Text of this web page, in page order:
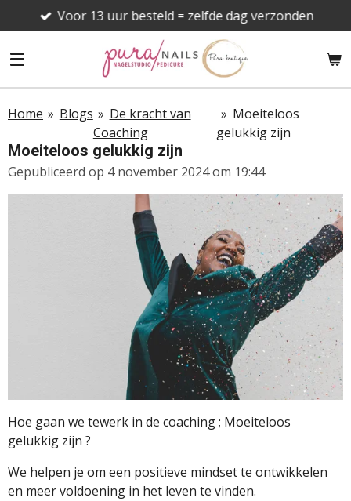
direct
naar
hoofdinhoud
Voor 13 uur besteld = zelfde dag verzonden
Home » Blogs » De kracht van
Coaching
» Moeiteloos
gelukkig zijn
Moeiteloos gelukkig zijn
Gepubliceerd op 4 november 2024 om 19:44
Hoe gaan we tewerk in de coaching ; Moeiteloos
gelukkig zijn ?
We helpen je om een positieve mindset te ontwikkelen
en meer voldoening in het leven te vinden.